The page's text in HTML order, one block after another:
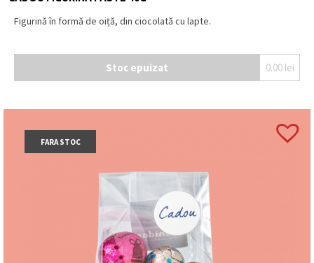
Figurină în formă de oiță, din ciocolată cu lapte.
Stoc epuizat 0.00 lei
FARA STOC